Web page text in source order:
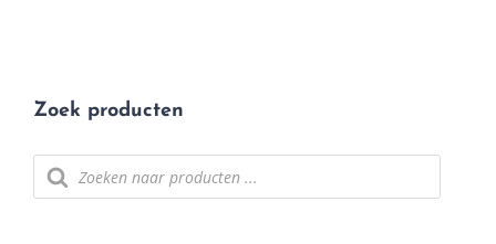
Zoek producten
Producten
zoeken